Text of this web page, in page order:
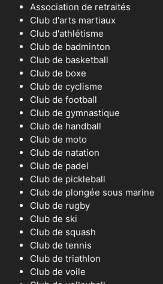
Association de retraités
Club d'arts martiaux
Club d'athlétisme
Club de badminton
Club de basketball
Club de boxe
Club de cyclisme
Club de football
Club de gymnastique
Club de handball
Club de moto
Club de natation
Club de padel
Club de pickleball
Club de plongée sous marine
Club de rugby
Club de ski
Club de squash
Club de tennis
Club de triathlon
Club de voile